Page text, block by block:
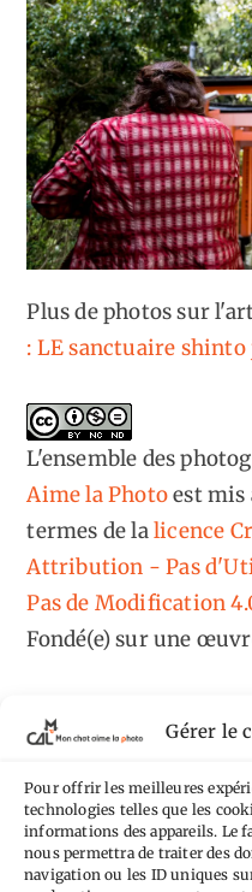
Gérer le
Pour offrir les meilleures
technologies telles que les
informations des appareils. Le
nous permettra de traiter des
navigation ou les ID uniques
Plus de photos sur
: LE sanctuaire shinto
L'ensemble des
Aime la Photoest mis
termes de lalicence
Attribution - Pas
Pas de Modification
Fondé(e) sur une
Tags
AilleursAimez-vous